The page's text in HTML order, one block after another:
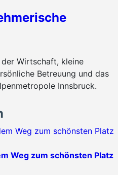
Wirtschaft, kleine
Betreuung und das
Innsbruck.
Weg zum schönsten Platz